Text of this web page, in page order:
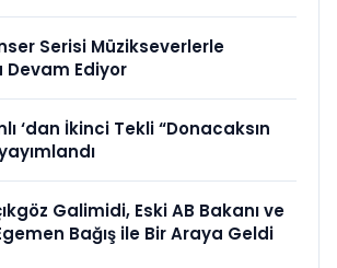
Serisi Müzikseverlerle
Devam Ediyor
‘dan İkinci Tekli “Donacaksın
Galimidi, Eski AB Bakanı ve
Bağış ile Bir Araya Geldi